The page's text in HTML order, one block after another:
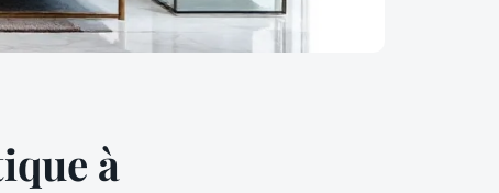
à